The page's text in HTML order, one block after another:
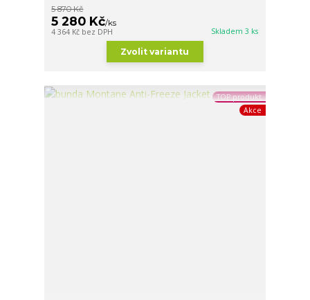
5 870 Kč
5 280 Kč/ks
4 364 Kč bez DPH Skladem 3 ks
Zvolit variantu
TOP produkt
Akce